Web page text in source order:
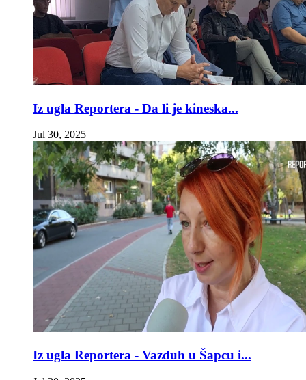
Iz ugla Reportera - Da li je kineska...
Jul 30, 2025
Iz ugla Reportera - Vazduh u Šapcu i...